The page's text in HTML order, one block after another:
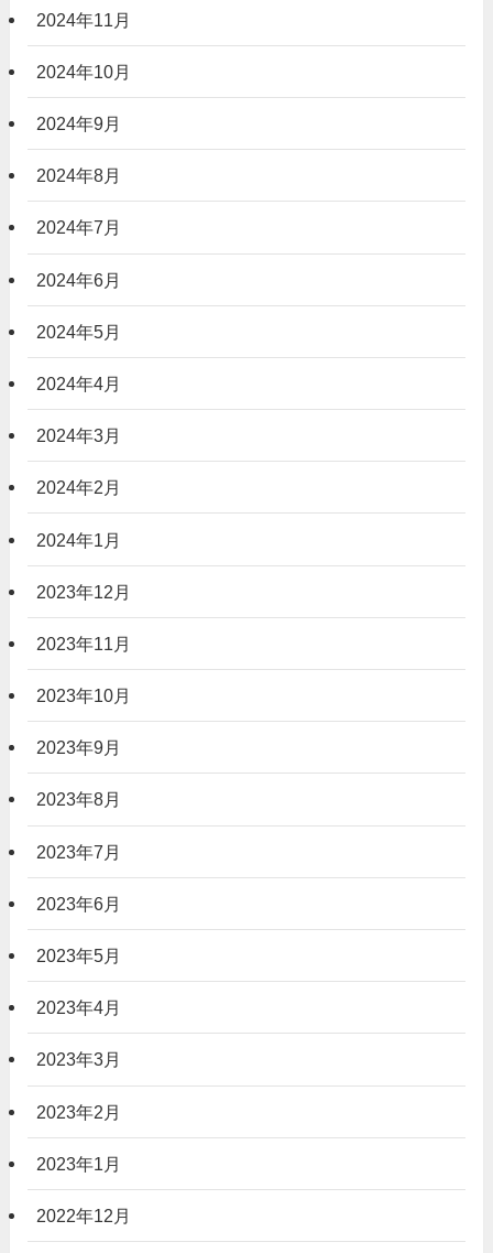
2024年11月
2024年10月
2024年9月
2024年8月
2024年7月
2024年6月
2024年5月
2024年4月
2024年3月
2024年2月
2024年1月
2023年12月
2023年11月
2023年10月
2023年9月
2023年8月
2023年7月
2023年6月
2023年5月
2023年4月
2023年3月
2023年2月
2023年1月
2022年12月